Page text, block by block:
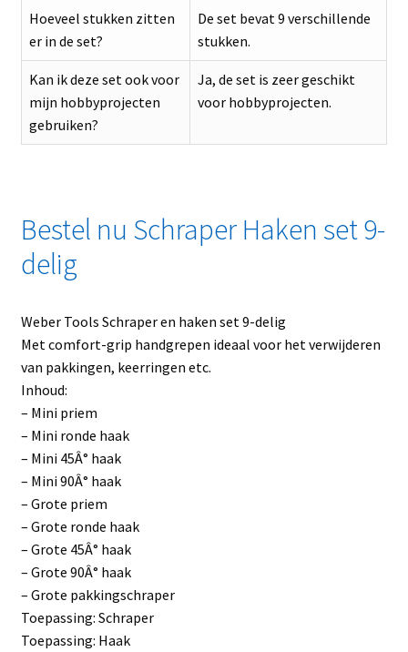
Hoeveel stukken zitten
er in de set?
De set bevat 9 verschillende
stukken.
Kan ik deze set ook voor
mijn hobbyprojecten
gebruiken?
Ja, de set is zeer geschikt
voor hobbyprojecten.
Bestel nu Schraper Haken set 9-
delig
Weber Tools Schraper en haken set 9-delig
Met comfort-grip handgrepen ideaal voor het verwijderen
van pakkingen, keerringen etc.
Inhoud:
– Mini priem
– Mini ronde haak
– Mini 45Â° haak
– Mini 90Â° haak
– Grote priem
– Grote ronde haak
– Grote 45Â° haak
– Grote 90Â° haak
– Grote pakkingschraper
Toepassing: Schraper
Toepassing: Haak